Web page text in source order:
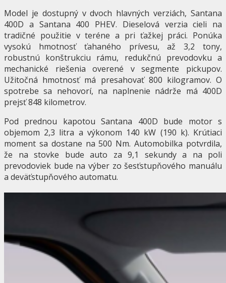
Model je dostupný v dvoch hlavných verziách, Santana
400D a Santana 400 PHEV. Dieselová verzia cieli na
tradičné použitie v teréne a pri ťažkej práci. Ponúka
vysokú hmotnosť ťahaného prívesu, až 3,2 tony,
robustnú konštrukciu rámu, redukčnú prevodovku a
mechanické riešenia overené v segmente pickupov.
Užitočná hmotnosť má presahovať 800 kilogramov. O
spotrebe sa nehovorí, na naplnenie nádrže má 400D
prejsť 848 kilometrov.
Pod prednou kapotou Santana 400D bude motor s
objemom 2,3 litra a výkonom 140 kW (190 k). Krútiaci
moment sa dostane na 500 Nm. Automobilka potvrdila,
že na stovke bude auto za 9,1 sekundy a na poli
prevodoviek bude na výber zo šesťstupňového manuálu
a deväťstupňového automatu.